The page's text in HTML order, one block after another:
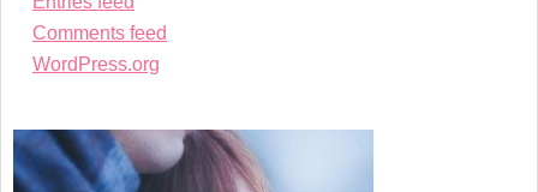
Comments feed
WordPress.org